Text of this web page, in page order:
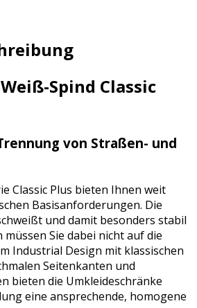
Spind Classic
von Straßen- und
Classic Plus bieten Ihnen weit
Basisanforderungen. Die
und damit besonders stabil
müssen Sie dabei nicht auf die
Industrial Design mit klassischen
Seitenkanten und
bieten die Umkleideschränke
eine ansprechende, homogene